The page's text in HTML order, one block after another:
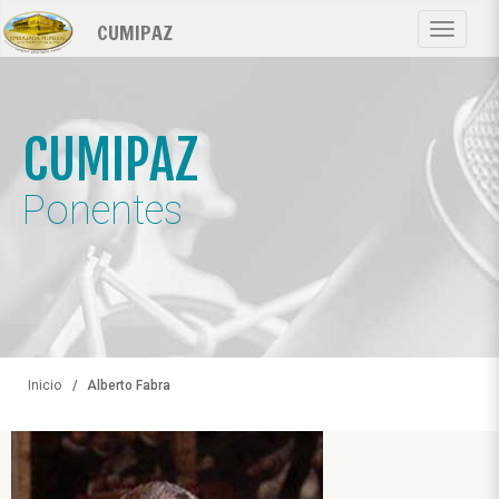
Pasar
al
contenido
Toggle
CUMIPAZ
CUMIPAZ
Ponentes
Inicio Alberto Fabra